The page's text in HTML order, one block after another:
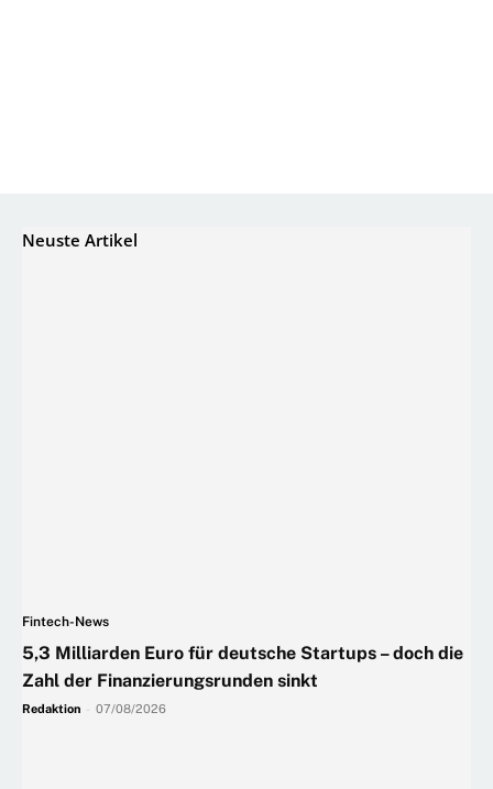
Neuste Artikel
Fintech-News
5,3 Milliarden Euro für deutsche Startups – doch die
Zahl der Finanzierungsrunden sinkt
Redaktion 07/08/2026